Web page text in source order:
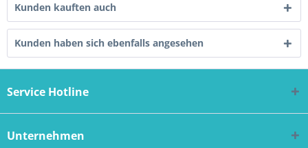
Kunden kauften auch
Kunden haben sich ebenfalls angesehen
Service Hotline
Unternehmen